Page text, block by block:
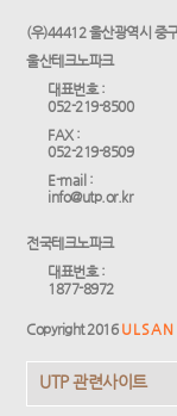
(우)44412 울산광역시 중
울산테크노파크
대표번호 :
052-219-8500
FAX :
052-219-8509
E-mail :
info@utp.or.kr
전국테크노파크
대표번호 :
1877-8972
Copyright 2016 ULSAN
UTP 관련사이트